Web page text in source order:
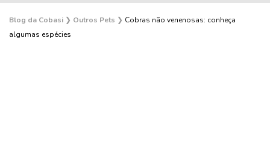
Blog da Cobasi ❯ Outros Pets ❯ Cobras não venenosas: conheça
algumas espécies